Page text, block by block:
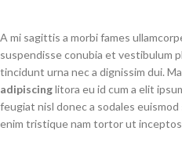
A mi sagittis a morbi fames
suspendisse conubia et vestibulum
tincidunt urna nec a dignissim dui.
adipiscinglitora eu id cum a elit
feugiat nisl donec a sodales
enim tristique nam tortor ut inceptos